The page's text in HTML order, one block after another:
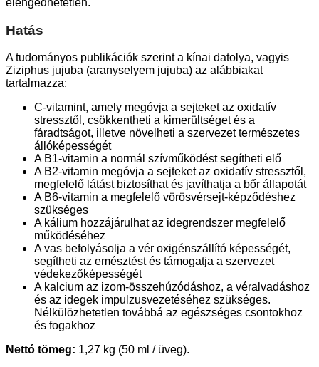
elengedhetetlen.
Hatás
A tudományos publikációk szerint a kínai datolya, vagyis
Ziziphus jujuba (aranyselyem jujuba) az alábbiakat
tartalmazza:
C-vitamint, amely megóvja a sejteket az oxidatív
stressztől, csökkentheti a kimerültséget és a
fáradtságot, illetve növelheti a szervezet természetes
állóképességét
A B1-vitamin a normál szívműködést segítheti elő
A B2-vitamin megóvja a sejteket az oxidatív stressztől,
megfelelő látást biztosíthat és javíthatja a bőr állapotát
A B6-vitamin a megfelelő vörösvérsejt-képződéshez
szükséges
A kálium hozzájárulhat az idegrendszer megfelelő
működéséhez
A vas befolyásolja a vér oxigénszállító képességét,
segítheti az emésztést és támogatja a szervezet
védekezőképességét
A kalcium az izom-összehúzódáshoz, a véralvadáshoz
és az idegek impulzusvezetéséhez szükséges.
Nélkülözhetetlen továbbá az egészséges csontokhoz
és fogakhoz
Nettó tömeg: 1,27 kg (50 ml / üveg).